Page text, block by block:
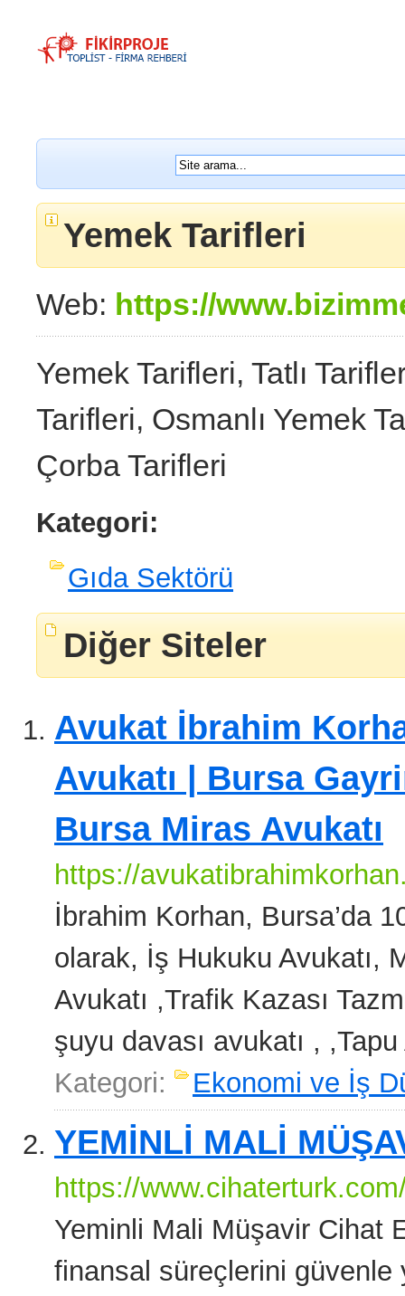
Yemek Tarifleri
Web: https://
Yemek Tarifleri, Tatlı
Tarifleri, Osmanlı Yemek
Çorba Tarifleri
Kategori:
Gıda Sektörü
Diğer Siteler
Avukat İbrahim
Avukatı | Bursa
Bursa Miras Avukatı
https://
İbrahim Korhan, Bursa’da
olarak, İş Hukuku Avukatı,
Avukatı ,Trafik Kazası
şuyu davası avukatı ,
Kategori:
Ekonomi ve İş
YEMİNLİ MALİ
https://
Yeminli Mali Müşavir Cihat
finansal süreçlerini